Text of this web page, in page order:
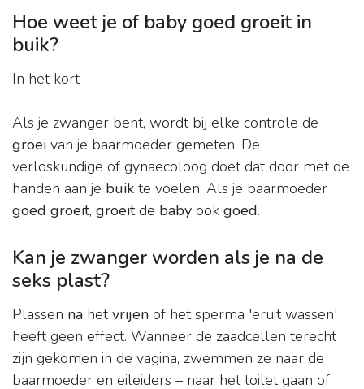
Hoe weet je of baby goed groeit in
buik?
In het kort
Als je zwanger bent, wordt bij elke controle de
groei van je baarmoeder gemeten. De
verloskundige of gynaecoloog doet dat door met de
handen aan je buik te voelen. Als je baarmoeder
goed groeit, groeitde baby ook goed.
Kan je zwanger worden als je na de
seks plast?
Plassen na hetvrijen of het sperma 'eruit wassen'
heeft geen effect. Wanneer de zaadcellen terecht
zijn gekomen in de vagina, zwemmen ze naar de
baarmoeder en eileiders – naar het toilet gaan of